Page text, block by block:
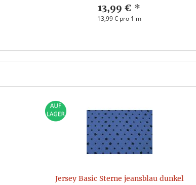
13,99 € *
13,99 € pro 1 m
Jersey Basic Sterne jeansblau dunkel